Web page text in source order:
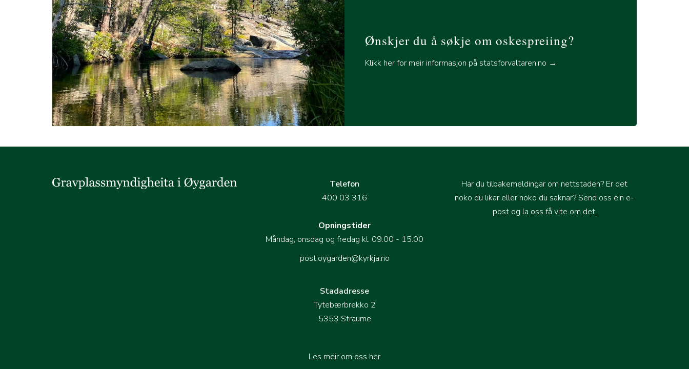
Ønskjer du å søkje om oskespreiing?
Klikk her for meir informasjon på statsforvaltaren.no →
Telefon
400 03 316
Opningstider
Måndag, onsdag og fredag kl. 09.00 - 15.00
post.oygarden@kyrkja.no
Stadadresse
Tytebærbrekko 2
5353 Straume
Les meir om oss her
Har du tilbakemeldingar om nettstaden? Er det
noko du likar eller noko du saknar? Send oss ein e-
post og la oss få vite om det.